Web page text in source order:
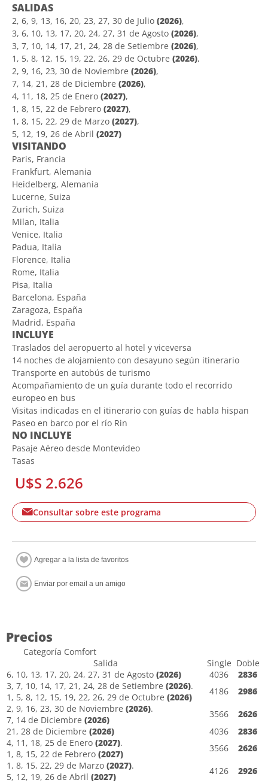
SALIDAS
2, 6, 9, 13, 16, 20, 23, 27, 30 de Julio (2026),
3, 6, 10, 13, 17, 20, 24, 27, 31 de Agosto (2026),
3, 7, 10, 14, 17, 21, 24, 28 de Setiembre (2026),
1, 5, 8, 12, 15, 19, 22, 26, 29 de Octubre (2026),
2, 9, 16, 23, 30 de Noviembre (2026),
7, 14, 21, 28 de Diciembre (2026),
4, 11, 18, 25 de Enero (2027),
1, 8, 15, 22 de Febrero (2027),
1, 8, 15, 22, 29 de Marzo (2027),
5, 12, 19, 26 de Abril (2027)
VISITANDO
Paris, Francia
Frankfurt, Alemania
Heidelberg, Alemania
Lucerne, Suiza
Zurich, Suiza
Milan, Italia
Venice, Italia
Padua, Italia
Florence, Italia
Rome, Italia
Pisa, Italia
Barcelona, España
Zaragoza, España
Madrid, España
INCLUYE
Traslados del aeropuerto al hotel y viceversa
14 noches de alojamiento con desayuno según itinerario
Transporte en autobús de turismo
Acompañamiento de un guía durante todo el recorrido
europeo en bus
Visitas indicadas en el itinerario con guías de habla hispan
Paseo en barco por el río Rin
NO INCLUYE
Pasaje Aéreo desde Montevideo
Tasas
U$S 2.626
Consultar sobre este programa
Precios
Categoría Comfort
Salida
Single Doble
6, 10, 13, 17, 20, 24, 27, 31 de Agosto (2026) 4036
2836
3, 7, 10, 14, 17, 21, 24, 28 de Setiembre (2026).
1, 5, 8, 12, 15, 19, 22, 26, 29 de Octubre (2026)
4186
2986
2, 9, 16, 23, 30 de Noviembre (2026).
7, 14 de Diciembre (2026)
3566
2626
21, 28 de Diciembre (2026) 4036
2836
4, 11, 18, 25 de Enero (2027).
1, 8, 15, 22 de Febrero (2027)
3566
2626
1, 8, 15, 22, 29 de Marzo (2027).
5, 12, 19, 26 de Abril (2027)
4126 2926